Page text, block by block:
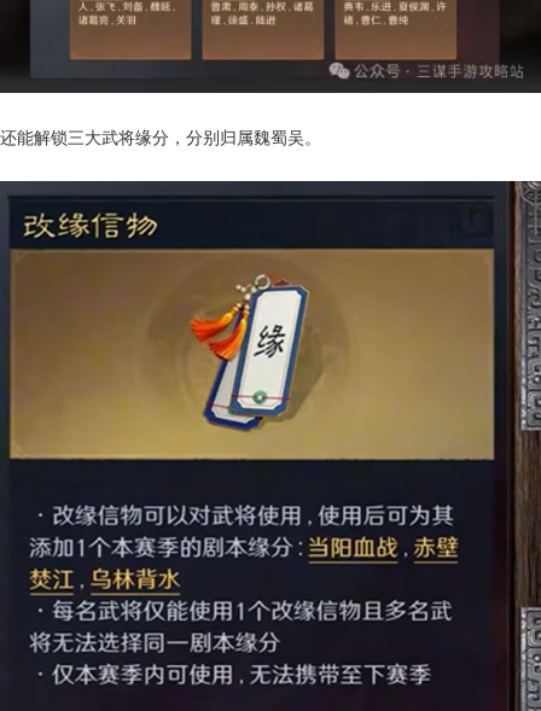
还能解锁三大武将缘分，分别归属魏蜀吴。